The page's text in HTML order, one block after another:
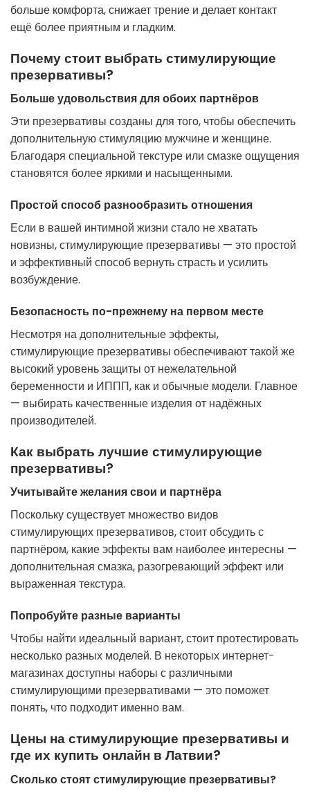
больше комфорта, снижает трение и делает контакт
ещё более приятным и гладким.
Почему стоит выбрать стимулирующие
презервативы?
Больше удовольствия для обоих партнёров
Эти презервативы созданы для того, чтобы обеспечить
дополнительную стимуляцию мужчине и женщине.
Благодаря специальной текстуре или смазке ощущения
становятся более яркими и насыщенными.
Простой способ разнообразить отношения
Если в вашей интимной жизни стало не хватать
новизны, стимулирующие презервативы — это простой
и эффективный способ вернуть страсть и усилить
возбуждение.
Безопасность по-прежнему на первом месте
Несмотря на дополнительные эффекты,
стимулирующие презервативы обеспечивают такой же
высокий уровень защиты от нежелательной
беременности и ИППП, как и обычные модели. Главное
— выбирать качественные изделия от надёжных
производителей.
Как выбрать лучшие стимулирующие
презервативы?
Учитывайте желания свои и партнёра
Поскольку существует множество видов
стимулирующих презервативов, стоит обсудить с
партнёром, какие эффекты вам наиболее интересны —
дополнительная смазка, разогревающий эффект или
выраженная текстура.
Попробуйте разные варианты
Чтобы найти идеальный вариант, стоит протестировать
несколько разных моделей. В некоторых интернет-
магазинах доступны наборы с различными
стимулирующими презервативами — это поможет
понять, что подходит именно вам.
Цены на стимулирующие презервативы и
где их купить онлайн в Латвии?
Сколько стоят стимулирующие презервативы?